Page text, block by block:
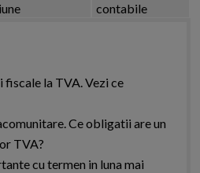
contabile
la TVA. Vezi ce
Ce obligatii are un
TVA?
cu termen in luna mai